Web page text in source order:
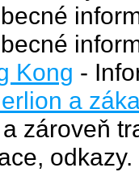
Kong -
a
zároveň
odkazy.